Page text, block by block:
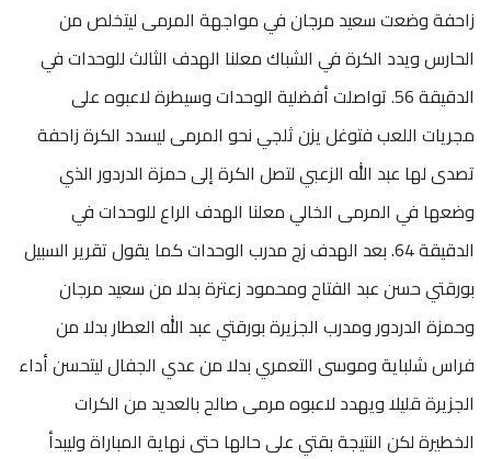
زاحفة وضعت سعيد مرجان في مواجهة المرمى ليتخلص من
الحارس ويدد الكرة في الشباك معلنا الهدف الثالث للوحدات في
الدقيقة 56. تواصلت أفضلية الوحدات وسيطرة لاعبوه على
مجريات اللعب فتوغل يزن ثلجي نحو المرمى ليسدد الكرة زاحفة
تصدى لها عبد الله الزعبي لتصل الكرة إلى حمزة الدردور الذي
وضعها في المرمى الخالي معلنا الهدف الراع للوحدات في
الدقيقة 64. بعد الهدف زج مدرب الوحدات كما يقول تقرير السبيل
بورقتي حسن عبد الفتاح ومحمود زعترة بدلا من سعيد مرجان
وحمزة الدردور ومدرب الجزيرة بورقتي عبد الله العطار بدلا من
فراس شلباية وموسى التعمري بدلا من عدي الجفال ليتحسن أداء
الجزيرة قليلا ويهدد لاعبوه مرمى صالح بالعديد من الكرات
الخطيرة لكن النتيجة بقتي على حالها حتى نهاية المباراة وليبدأ